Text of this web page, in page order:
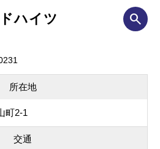
ハイツ
所在地
町2-1
交通